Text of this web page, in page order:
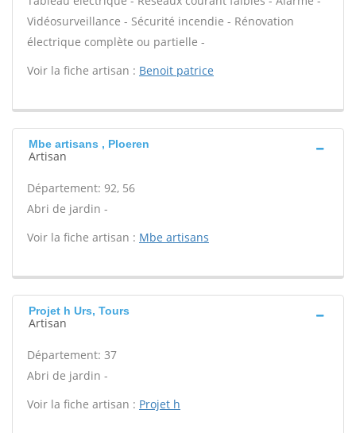
Vidéosurveillance - Sécurité incendie - Rénovation
électrique complète ou partielle -
Voir la fiche artisan : Benoit patrice
Mbe artisans , Ploeren
Artisan
Département: 92, 56
Abri de jardin -
Voir la fiche artisan : Mbe artisans
Projet h Urs, Tours
Artisan
Département: 37
Abri de jardin -
Voir la fiche artisan : Projet h